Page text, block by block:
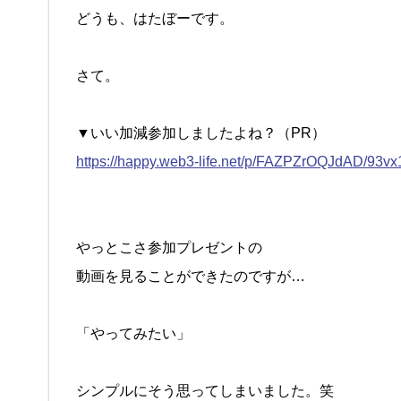
どうも、はたぼーです。
さて。
▼いい加減参加しましたよね？（PR）
https://happy.web3-life.net/p/FAZPZrOQJdAD/
やっとこさ参加プレゼントの
動画を見ることができたのですが…
「やってみたい」
シンプルにそう思ってしまいました。笑